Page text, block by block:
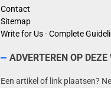
Contact
Sitemap
Write for Us - Complete
ADVERTEREN OP
Een artikel of link plaatsen?